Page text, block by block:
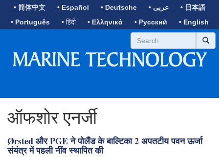
• 简体中文 • Español • Deutsche • عربى
• 日本語
• Português
• हिंदी • Ελληνικά • Русский • English
ऑफशोर एनर्जी
Ørsted और PGE ने पोलैंड के बाल्टिका 2 अपतटीय पवन ऊर्जा
संयंत्र में पहली नींव स्थापित की